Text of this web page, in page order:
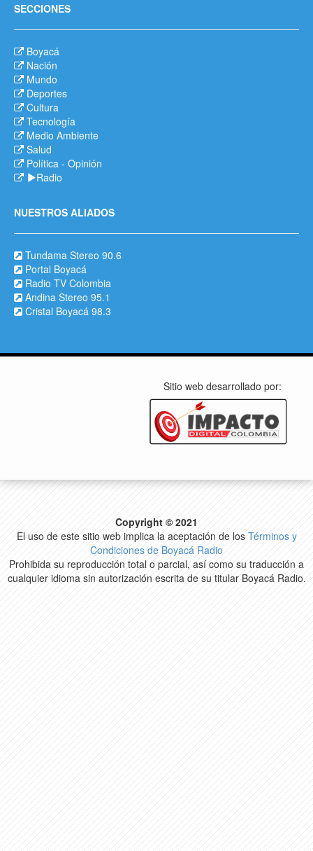
SECCIONES
Boyacá
Nación
Mundo
Deportes
Cultura
Tecnología
Medio Ambiente
Salud
Política - Opinión
Radio
NUESTROS ALIADOS
Tundama Stereo 90.6
Portal Boyacá
Radio TV Colombia
Andina Stereo 95.1
Cristal Boyacá 98.3
Sitio web desarrollado por:
Copyright © 2021
El uso de este sitio web implica la aceptación de los Términos y
Condiciones de Boyacá Radio
Prohibida su reproducción total o parcial, así como su traducción a
cualquier idioma sin autorización escrita de su titular Boyacá Radio.